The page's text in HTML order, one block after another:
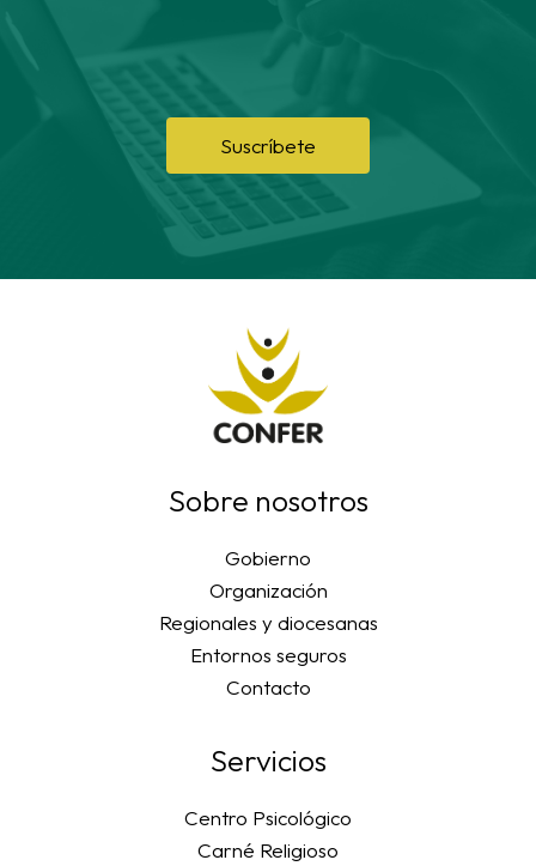
Suscríbete
Sobre nosotros
Gobierno
Organización
Regionales y diocesanas
Entornos seguros
Contacto
Servicios
Centro Psicológico
Carné Religioso